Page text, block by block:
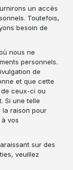
un accès
Toutefois,
besoin de
nous ne
personnels.
de
et que cette
ceux-ci ou
Si une telle
la raison pour
vos
sur des
veuillez